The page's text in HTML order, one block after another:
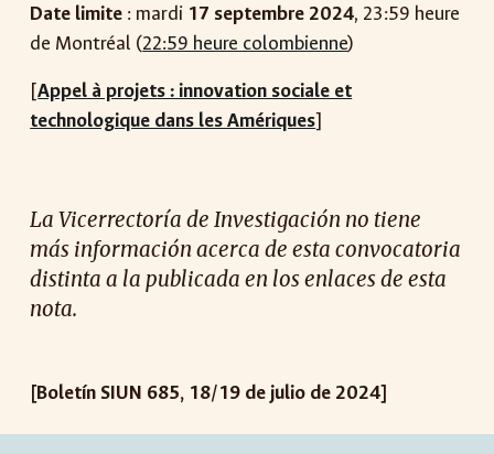
Date limite : mardi 17 septembre 2024, 23:59 heure
de Montréal (22:59 heure colombienne)
[Appel à projets : innovation sociale et
technologique dans les Amériques]
La Vicerrectoría de Investigación no tiene
más información acerca de esta convocatoria
distinta a la publicada en los enlaces de esta
nota.
[Boletín SIUN 685, 18/19 de julio de 2024]